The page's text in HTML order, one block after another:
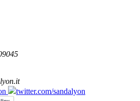
twitter.com/sandalyon